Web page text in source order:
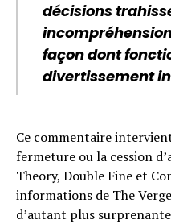
décisions
façon dont
divertissement
Ce commentaire
fermeture ou la cession
Theory, Double Fine et
informations de The
d’autant plus